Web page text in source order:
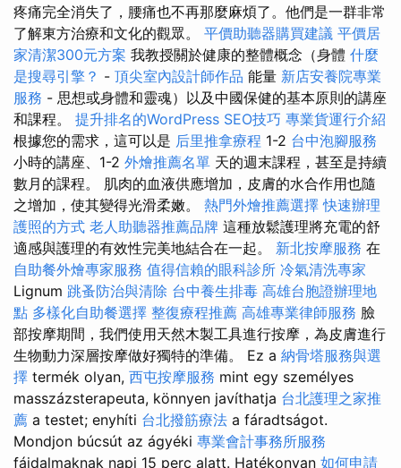
疼痛完全消失了，腰痛也不再那麼麻煩了。他們是一群非常
了解東方治療和文化的觀眾。 平價助聽器購買建議 平價居
家清潔300元方案 我教授關於健康的整體概念（身體 什麼
是搜尋引擎？ - 頂尖室內設計師作品 能量 新店安養院專業
服務 - 思想或身體和靈魂）以及中國保健的基本原則的講座
和課程。 提升排名的WordPress SEO技巧 專業貨運行介紹
根據您的需求，這可以是 后里推拿療程 1-2 台中泡腳服務
小時的講座、1-2 外燴推薦名單 天的週末課程，甚至是持續
數月的課程。 肌肉的血液供應增加，皮膚的水合作用也隨
之增加，使其變得光滑柔嫩。 熱門外燴推薦選擇快速辦理
護照的方式 老人助聽器推薦品牌 這種放鬆護理將充電的舒
適感與護理的有效性完美地結合在一起。 新北按摩服務 在
自助餐外燴專家服務 值得信賴的眼科診所 冷氣清洗專家
Lignum 跳蚤防治與清除 台中養生排毒 高雄台胞證辦理地
點 多樣化自助餐選擇 整復療程推薦 高雄專業律師服務 臉
部按摩期間，我們使用天然木製工具進行按摩，為皮膚進行
生物動力深層按摩做好獨特的準備。 Ez a 納骨塔服務與選
擇 termék olyan, 西屯按摩服務 mint egy személyes
masszázsterapeuta, könnyen javíthatja 台北護理之家推
薦 a testet; enyhíti 台北撥筋療法 a fáradtságot.
Mondjon búcsút az ágyéki 專業會計事務所服務
fájdalmaknak napi 15 perc alatt. Hatékonyan 如何申請